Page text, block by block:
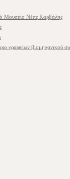
Μουσείο Νέας Καρβάλης
γραφείων βιομηχανικού